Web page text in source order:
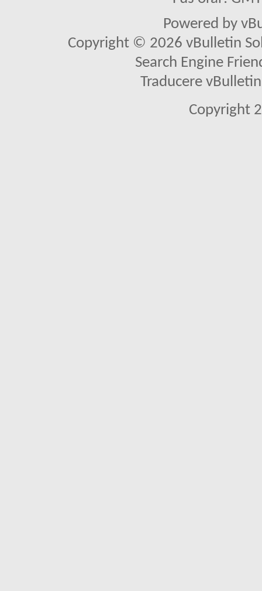
Powered by
Copyright © 2026 vBulletin
Search Engine
Traducere
Copyright